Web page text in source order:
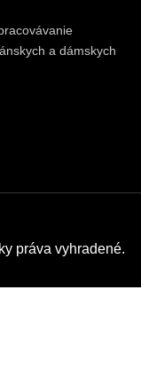
a dámskych
práva vyhradené.